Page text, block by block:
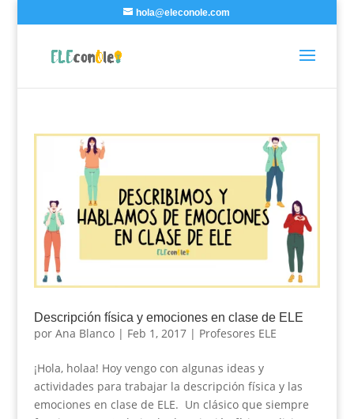
hola@eleconole.com
Descripción física y emociones en clase de ELE
por Ana Blanco| Feb 1, 2017| Profesores ELE
¡Hola, holaa! Hoy vengo con algunas ideas y
actividades para trabajar la descripción física y las
emociones en clase de ELE. Un clásico que siempre